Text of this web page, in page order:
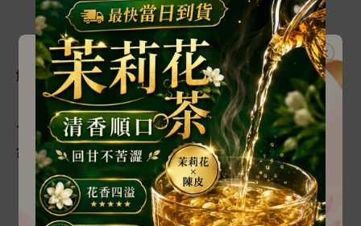
「
。」
宋
晏很好哄 ， 怕否認 ， 也
自己
解
。
彎起嘴角, 融化
具 攻擊性 眉
：「
,
至 得活到 松 ，答應復
,
然
也得從 底爬
。」
：「？」
盡量
平 ：「宋 晏, 們復
也